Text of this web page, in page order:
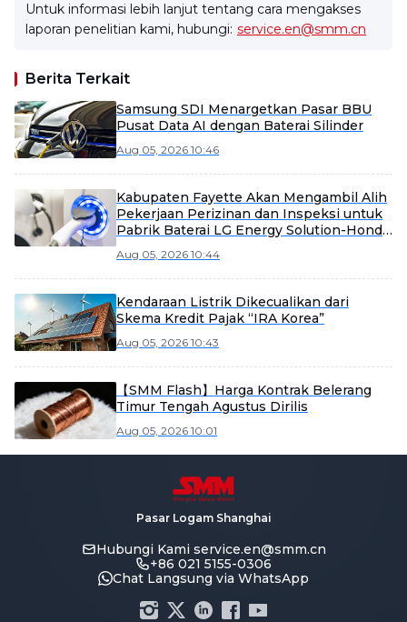
Untuk informasi lebih lanjut tentang cara mengakses
laporan penelitian kami, hubungi: service.en@smm.cn
Berita Terkait
Samsung SDI Menargetkan Pasar BBU
Pusat Data AI dengan Baterai Silinder
Aug 05, 2026 10:46
Kabupaten Fayette Akan Mengambil Alih
Pekerjaan Perizinan dan Inspeksi untuk
Pabrik Baterai LG Energy Solution-Honda
Aug 05, 2026 10:44
Kendaraan Listrik Dikecualikan dari
Skema Kredit Pajak “IRA Korea”
Aug 05, 2026 10:43
【SMM Flash】Harga Kontrak Belerang
Timur Tengah Agustus Dirilis
Aug 05, 2026 10:01
Pasar Logam Shanghai
Hubungi Kami service.en@smm.cn
+86 021 5155-0306
Chat Langsung via WhatsApp